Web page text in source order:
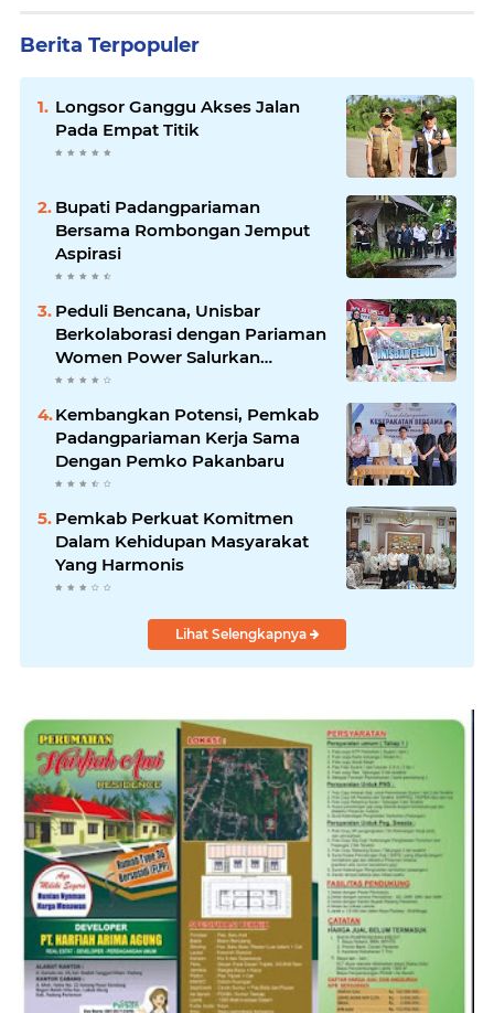
Berita Terpopuler
Longsor Ganggu Akses Jalan
Pada Empat Titik
Bupati Padangpariaman
Bersama Rombongan Jemput
Aspirasi
Peduli Bencana, Unisbar
Berkolaborasi dengan Pariaman
Women Power Salurkan
Bantuan untuk Korban Banjir di
Padang
Kembangkan Potensi, Pemkab
Padangpariaman Kerja Sama
Dengan Pemko Pakanbaru
Pemkab Perkuat Komitmen
Dalam Kehidupan Masyarakat
Yang Harmonis
Lihat Selengkapnya